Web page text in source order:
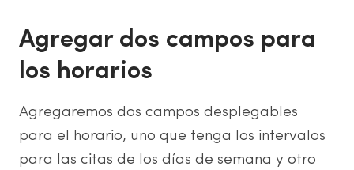
Agregar dos campos para
los horarios
Agregaremos dos campos desplegables
para el horario, uno que tenga los intervalos
para las citas de los días de semana y otro